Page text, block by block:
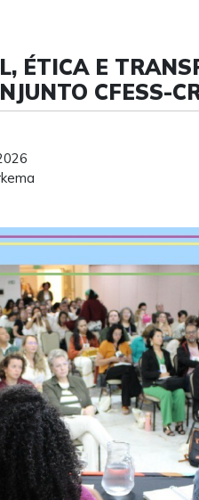
ÉTICA E
CFESS-